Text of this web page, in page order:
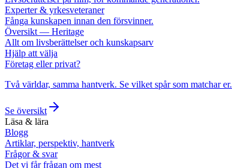
Experter & yrkesveteraner
Fånga kunskapen innan den försvinner.
Översikt — Heritage
Allt om livsberättelser och kunskapsarv
Hjälp att välja
Företag eller privat?
Två världar, samma hantverk. Se vilket spår som matchar er.
Se översikt
Läsa & lära
Blogg
Artiklar, perspektiv, hantverk
Frågor & svar
Det vi får frågan om mest